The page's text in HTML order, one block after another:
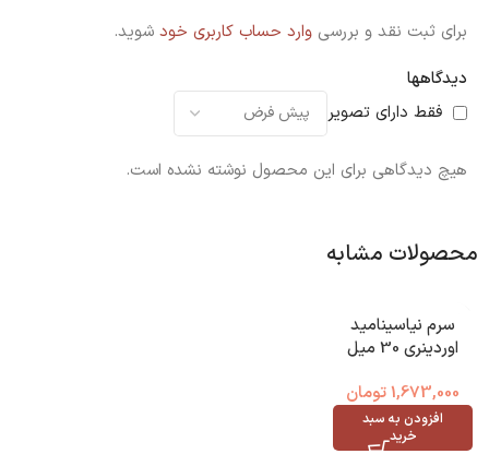
دیدگاهها
فقط دارای تصویر
هیچ دیدگاهی برای این محصول نوشته نشده است.
برای ثبت نقد و بررسی وارد حساب کاربری خود شوید.
محصولات مشابه
سرم نیاسینامید
اوردینری 30 میل
1,673,000تومان
افزودن به سبد
خرید